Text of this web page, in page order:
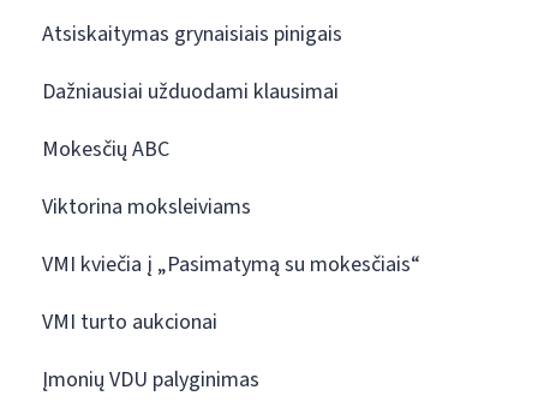
Atsiskaitymas grynaisiais pinigais
Dažniausiai užduodami klausimai
Mokesčių ABC
Viktorina moksleiviams
VMI kviečia į „Pasimatymą su mokesčiais“
VMI turto aukcionai
Įmonių VDU palyginimas